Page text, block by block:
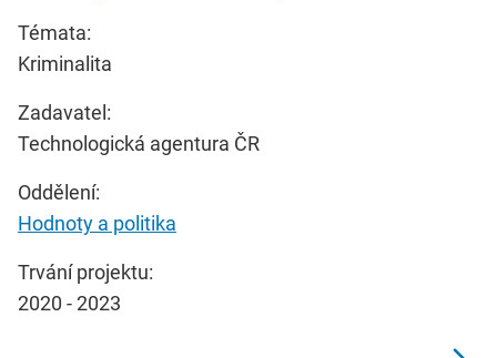
Témata:
Kriminalita
Zadavatel:
Technologická agentura ČR
Oddělení:
Hodnoty a politika
Trvání projektu:
2020 - 2023